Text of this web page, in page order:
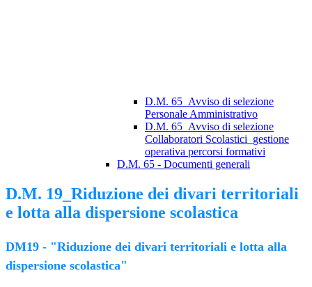
D.M. 65_Avviso di selezione
Personale Amministrativo
D.M. 65_Avviso di selezione
Collaboratori Scolastici_gestione
operativa percorsi formativi
D.M. 65 - Documenti generali
D.M. 19_Riduzione dei divari territoriali
e lotta alla dispersione scolastica
DM19 - "Riduzione dei divari territoriali e lotta alla
dispersione scolastica"